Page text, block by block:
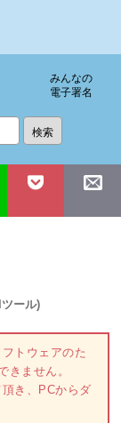
みんなの
電子署名
ール)
トウェアのた
きません。
き、PCからダ